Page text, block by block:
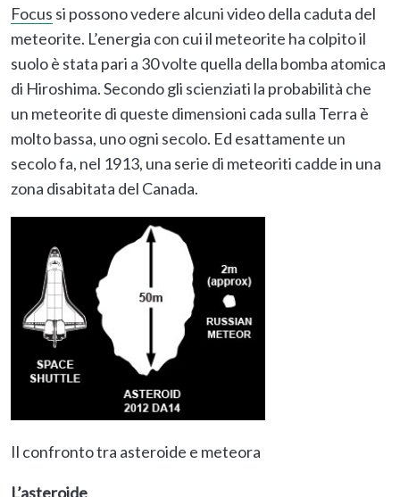
Focus si possono vedere alcuni video della caduta del
meteorite. L’energia con cui il meteorite ha colpito il
suolo è stata pari a 30 volte quella della bomba atomica
di Hiroshima. Secondo gli scienziati la probabilità che
un meteorite di queste dimensioni cada sulla Terra è
molto bassa, uno ogni secolo. Ed esattamente un
secolo fa, nel 1913, una serie di meteoriti cadde in una
zona disabitata del Canada.
Il confronto tra asteroide e meteora
L’asteroide